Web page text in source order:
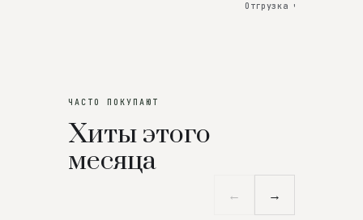
Отгрузка через 25 дней
ЧАСТО ПОКУПАЮТ
Хиты этого
месяца
← →